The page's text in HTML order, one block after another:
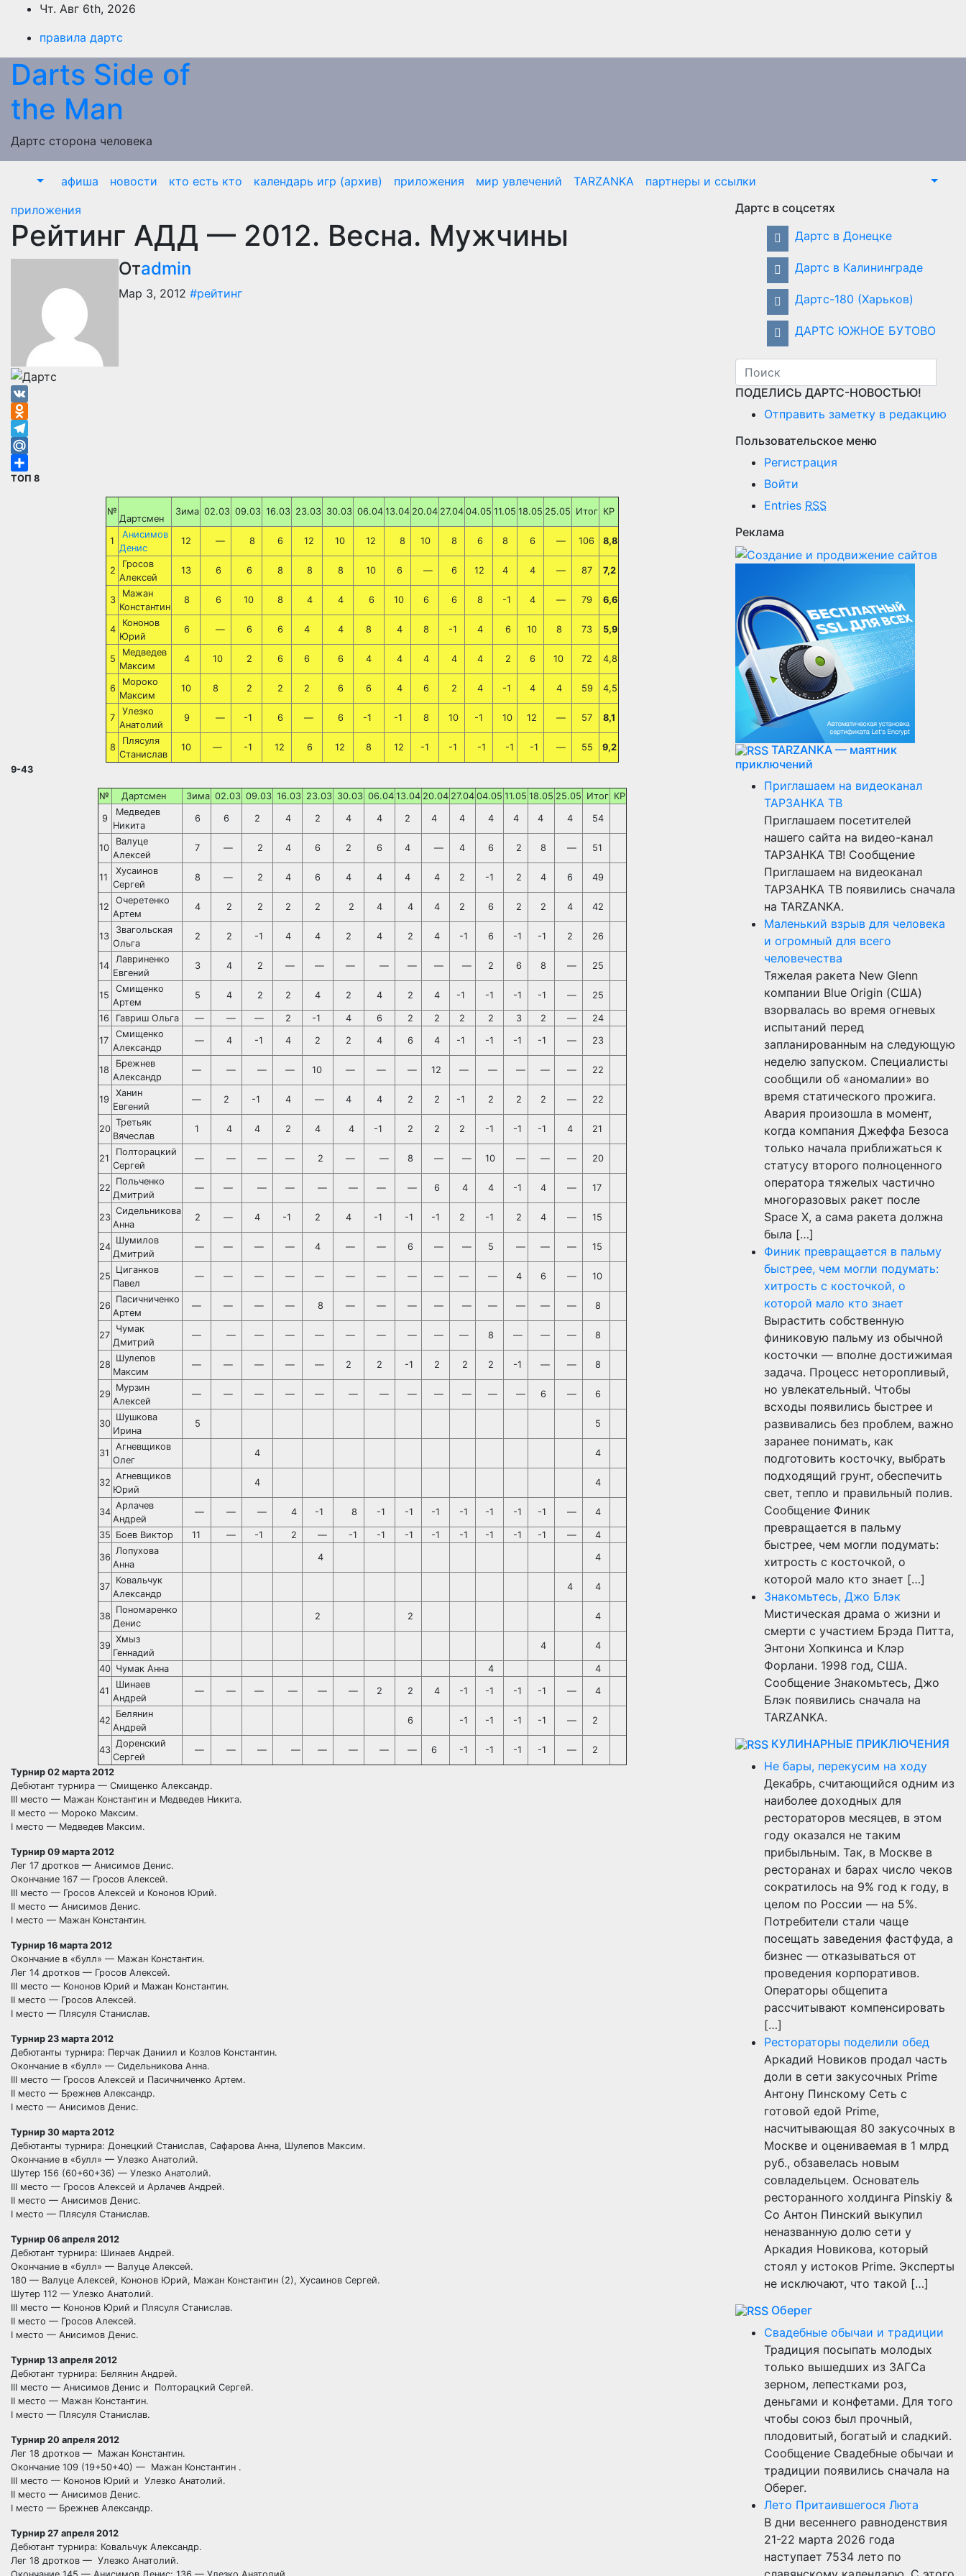
Перейти
содержимому
Чт. Авг 6th, 2026
правила дартс
Darts Side of
the Man
Дартс сторона человека
афиша новости кто есть кто календарь игр (архив) приложения мир увлечений TARZANKA
партнеры и ссылки
приложения
Рейтинг АДД — 2012. Весна. Мужчины
Отadmin
Мар 3, 2012 #рейтинг
VK
Odnoklassniki
Telegram
Mail.Ru
Отправить
ТОП 8
№
Дартсмен
Зима 02.03 09.03 16.03 23.03 30.03 06.04 13.04 20.04 27.04 04.05 11.05 18.05 25.05 Итог КР
1
Анисимов
Денис
12 — 8 6 12 10 12 8 10 8 6 8 6 — 106 8,8
2
Гросов
Алексей
13 6 6 8 8 8 10 6 — 6 12 4 4 — 87 7,2
3
Мажан
Константин
8 6 10 8 4 4 6 10 6 6 8 -1 4 — 79 6,6
4
Кононов
Юрий
6 — 6 6 4 4 8 4 8 -1 4 6 10 8 73 5,9
5
Медведев
Максим
4 10 2 6 6 6 4 4 4 4 4 2 6 10 72 4,8
6
Мороко
Максим
10 8 2 2 2 6 6 4 6 2 4 -1 4 4 59 4,5
7
Улезко
Анатолий
9 — -1 6 — 6 -1 -1 8 10 -1 10 12 — 57 8,1
8
Плясуля
Станислав
10 — -1 12 6 12 8 12 -1 -1 -1 -1 -1 — 55 9,2
9-43
№ Дартсмен Зима 02.03 09.03 16.03 23.03 30.03 06.04 13.04 20.04 27.04 04.05 11.05 18.05 25.05 Итог КР
9
Медведев
Никита
6 6 2 4 2 4 4 2 4 4 4 4 4 4 54
10
Валуце
Алексей
7 — 2 4 6 2 6 4 — 4 6 2 8 — 51
11
Хусаинов
Сергей
8 — 2 4 6 4 4 4 4 2 -1 2 4 6 49
12
Очеретенко
Артем
4 2 2 2 2 2 4 4 4 2 6 2 2 4 42
13
Звагольская
Ольга
2 2 -1 4 4 2 4 2 4 -1 6 -1 -1 2 26
14
Лавриненко
Евгений
3 4 2 — — — — — — — 2 6 8 — 25
15
Смищенко
Артем
5 4 2 2 4 2 4 2 4 -1 -1 -1 -1 — 25
16 Гавриш Ольга — — — 2 -1 4 6 2 2 2 2 3 2 — 24
17
Смищенко
Александр
— 4 -1 4 2 2 4 6 4 -1 -1 -1 -1 — 23
18
Брежнев
Александр
— — — — 10 — — — 12 — — — — — 22
19
Ханин
Евгений
— 2 -1 4 — 4 4 2 2 -1 2 2 2 — 22
20
Третьяк
Вячеслав
1 4 4 2 4 4 -1 2 2 2 -1 -1 -1 4 21
21
Полторацкий
Сергей
— — — — 2 — — 8 — — 10 — — — 20
22
Польченко
Дмитрий
— — — — — — — — 6 4 4 -1 4 — 17
23
Сидельникова
Анна
2 — 4 -1 2 4 -1 -1 -1 2 -1 2 4 — 15
24
Шумилов
Дмитрий
— — — — 4 — — 6 — — 5 — — — 15
25
Циганков
Павел
— — — — — — — — — — — 4 6 — 10
26
Пасичниченко
Артем
— — — — 8 — — — — — — — — — 8
27
Чумак
Дмитрий
— — — — — — — — — — 8 — — — 8
28
Шулепов
Максим
— — — — — 2 2 -1 2 2 2 -1 — — 8
29
Мурзин
Алексей
— — — — — — — — — — — — 6 — 6
30
Шушкова
Ирина
5 5
31
Агневщиков
Олег
4 4
32
Агневщиков
Юрий
4 4
34
Арлачев
Андрей
— — — 4 -1 8 -1 -1 -1 -1 -1 -1 -1 — 4
35 Боев Виктор 11 — -1 2 — -1 -1 -1 -1 -1 -1 -1 -1 — 4
36
Лопухова
Анна
4 4
37
Ковальчук
Александр
4 4
38
Пономаренко
Денис
2 2 4
39
Хмыз
Геннадий
4 4
40 Чумак Анна 4 4
41
Шинаев
Андрей
— — — — — — 2 2 4 -1 -1 -1 -1 — 4
42
Белянин
Андрей
6 -1 -1 -1 -1 — 2
43
Доренский
Сергей
— — — — — — — — 6 -1 -1 -1 -1 — 2
Турнир 02 марта 2012
Дебютант турнира — Смищенко Александр.
III место — Мажан Константин и Медведев Никита.
II место — Мороко Максим.
I место — Медведев Максим.
Турнир 09 марта 2012
Лег 17 дротков — Анисимов Денис.
Окончание 167 — Гросов Алексей.
III место — Гросов Алексей и Кононов Юрий.
II место — Анисимов Денис.
I место — Мажан Константин.
Турнир 16 марта 2012
Окончание в «булл» — Мажан Константин.
Лег 14 дротков — Гросов Алексей.
III место — Кононов Юрий и Мажан Константин.
II место — Гросов Алексей.
I место — Плясуля Станислав.
Турнир 23 марта 2012
Дебютанты турнира: Перчак Даниил и Козлов Константин.
Окончание в «булл» — Сидельникова Анна.
III место — Гросов Алексей и Пасичниченко Артем.
II место — Брежнев Александр.
I место — Анисимов Денис.
Турнир 30 марта 2012
Дебютанты турнира: Донецкий Станислав, Сафарова Анна, Шулепов Максим.
Окончание в «булл» — Улезко Анатолий.
Шутер 156 (60+60+36) — Улезко Анатолий.
III место — Гросов Алексей и Арлачев Андрей.
II место — Анисимов Денис.
I место — Плясуля Станислав.
Турнир 06 апреля 2012
Дебютант турнира: Шинаев Андрей.
Окончание в «булл» — Валуце Алексей.
180 — Валуце Алексей, Кононов Юрий, Мажан Константин (2), Хусаинов Сергей.
Шутер 112 — Улезко Анатолий.
III место — Кононов Юрий и Плясуля Станислав.
II место — Гросов Алексей.
I место — Анисимов Денис.
Турнир 13 апреля 2012
Дебютант турнира: Белянин Андрей.
III место — Анисимов Денис и Полторацкий Сергей.
II место — Мажан Константин.
I место — Плясуля Станислав.
Турнир 20 апреля 2012
Лег 18 дротков — Мажан Константин.
Окончание 109 (19+50+40) — Мажан Константин .
III место — Кононов Юрий и Улезко Анатолий.
II место — Анисимов Денис.
I место — Брежнев Александр.
Турнир 27 апреля 2012
Дебютант турнира: Ковальчук Александр.
Лег 18 дротков — Улезко Анатолий.
Дартс в соцсетях
Дартс в Донецке
Дартс в Калининграде
Дартс-180 (Харьков)
ДАРТС ЮЖНОЕ БУТОВО
ПОДЕЛИСЬ ДАРТС-НОВОСТЬЮ!
Отправить заметку в редакцию
Пользовательское меню
Регистрация
Войти
Entries RSS
Реклама
TARZANKA — маятник
приключений
Приглашаем на видеоканал
ТАРЗАНКА ТВ
Приглашаем посетителей
нашего сайта на видео-канал
ТАРЗАНКА ТВ! Сообщение
Приглашаем на видеоканал
ТАРЗАНКА ТВ появились сначала
на TARZANKA.
Маленький взрыв для человека
и огромный для всего
человечества
Тяжелая ракета New Glenn
компании Blue Origin (США)
взорвалась во время огневых
испытаний перед
запланированным на следующую
неделю запуском. Специалисты
сообщили об «аномалии» во
время статического прожига.
Авария произошла в момент,
когда компания Джеффа Безоса
только начала приближаться к
статусу второго полноценного
оператора тяжелых частично
многоразовых ракет после
Space X, а сама ракета должна
была […]
Финик превращается в пальму
быстрее, чем могли подумать:
хитрость с косточкой, о
которой мало кто знает
Вырастить собственную
финиковую пальму из обычной
косточки — вполне достижимая
задача. Процесс неторопливый,
но увлекательный. Чтобы
всходы появились быстрее и
развивались без проблем, важно
заранее понимать, как
подготовить косточку, выбрать
подходящий грунт, обеспечить
свет, тепло и правильный полив.
Сообщение Финик
превращается в пальму
быстрее, чем могли подумать:
хитрость с косточкой, о
которой мало кто знает […]
Знакомьтесь, Джо Блэк
Мистическая драма о жизни и
смерти с участием Брэда Питта,
Энтони Хопкинса и Клэр
Форлани. 1998 год, США.
Сообщение Знакомьтесь, Джо
Блэк появились сначала на
TARZANKA.
КУЛИНАРНЫЕ ПРИКЛЮЧЕНИЯ
Не бары, перекусим на ходу
Декабрь, считающийся одним из
наиболее доходных для
рестораторов месяцев, в этом
году оказался не таким
прибыльным. Так, в Москве в
ресторанах и барах число чеков
сократилось на 9% год к году, в
целом по России — на 5%.
Потребители стали чаще
посещать заведения фастфуда, а
бизнес — отказываться от
проведения корпоративов.
Операторы общепита
рассчитывают компенсировать
[…]
Рестораторы поделили обед
Аркадий Новиков продал часть
доли в сети закусочных Prime
Антону Пинскому Сеть с
готовой едой Prime,
насчитывающая 80 закусочных в
Москве и оцениваемая в 1 млрд
руб., обзавелась новым
совладельцем. Основатель
ресторанного холдинга Pinskiy &
Co Антон Пинский выкупил
неназванную долю сети у
Аркадия Новикова, который
стоял у истоков Prime. Эксперты
не исключают, что такой […]
Оберег
Свадебные обычаи и традиции
Традиция посыпать молодых
только вышедших из ЗАГСа
зерном, лепестками роз,
деньгами и конфетами. Для того
чтобы союз был прочный,
плодовитый, богатый и сладкий.
Сообщение Свадебные обычаи и
традиции появились сначала на
Оберег.
Лето Притаившегося Люта
В дни весеннего равноденствия
21-22 марта 2026 года
наступает 7534 лето по